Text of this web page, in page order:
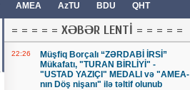
AMEA AzTU BDU QHT
= = = = = XƏBƏR LENTİ = = = = =
22:26
Müşfiq Borçalı “ZƏRDABİ İRSİ”
Mükafatı, "TURAN BİRLİYİ" -
"USTAD YAZIÇI" MEDALI və "AMEA-
nın Döş nişanı" ilə təltif olunub